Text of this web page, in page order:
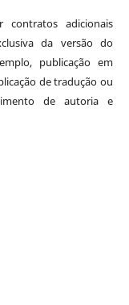
contratos adicionais
da versão do
publicação em
de tradução ou
de autoria e